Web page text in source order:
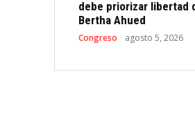
debe priorizar libertad
Bertha Ahued
Congreso agosto 5, 2026